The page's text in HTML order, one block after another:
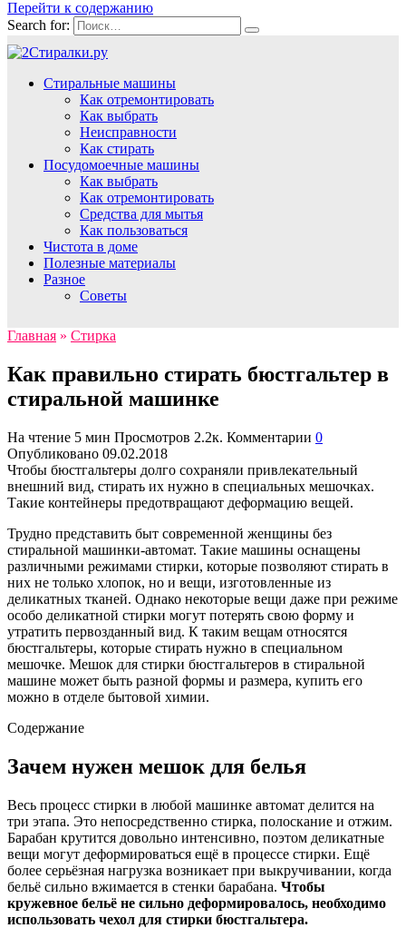
Перейти к содержанию
Search for:
Стиральные машины
Как отремонтировать
Как выбрать
Неисправности
Как стирать
Посудомоечные машины
Как выбрать
Как отремонтировать
Средства для мытья
Как пользоваться
Чистота в доме
Полезные материалы
Разное
Советы
Главная » Стирка
Как правильно стирать бюстгальтер в
стиральной машинке
На чтение 5 мин Просмотров 2.2к. Комментарии 0
Опубликовано 09.02.2018
Чтобы бюстгальтеры долго сохраняли привлекательный
внешний вид, стирать их нужно в специальных мешочках.
Такие контейнеры предотвращают деформацию вещей.
Трудно представить быт современной женщины без
стиральной машинки-автомат. Такие машины оснащены
различными режимами стирки, которые позволяют стирать в
них не только хлопок, но и вещи, изготовленные из
деликатных тканей. Однако некоторые вещи даже при режиме
особо деликатной стирки могут потерять свою форму и
утратить первозданный вид. К таким вещам относятся
бюстгальтеры, которые стирать нужно в специальном
мешочке. Мешок для стирки бюстгальтеров в стиральной
машине может быть разной формы и размера, купить его
можно в отделе бытовой химии.
Содержание
Зачем нужен мешок для белья
Весь процесс стирки в любой машинке автомат делится на
три этапа. Это непосредственно стирка, полоскание и отжим.
Барабан крутится довольно интенсивно, поэтом деликатные
вещи могут деформироваться ещё в процессе стирки. Ещё
более серьёзная нагрузка возникает при выкручивании, когда
бельё сильно вжимается в стенки барабана. Чтобы
кружевное бельё не сильно деформировалось, необходимо
использовать чехол для стирки бюстгальтера.